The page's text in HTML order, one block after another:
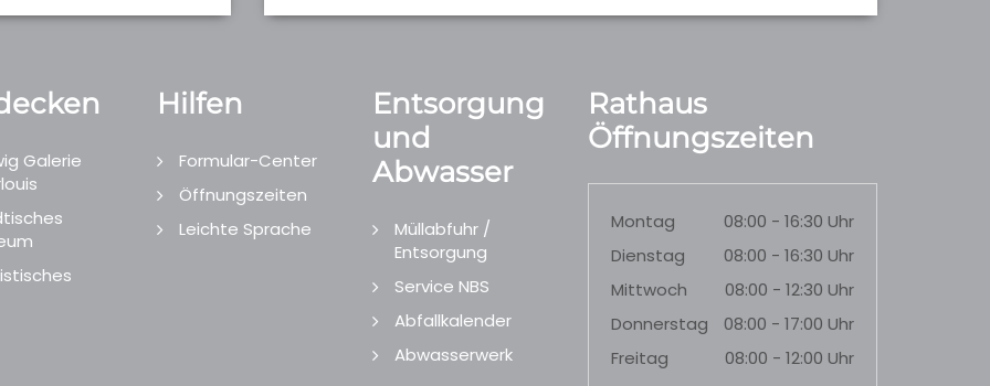
Galerie
Hilfen
Formular-Center
Öffnungszeiten
Leichte Sprache
Entsorgung
und
Abwasser
Müllabfuhr /
Entsorgung
Service NBS
Abfallkalender
Abwasserwerk
Rathaus
Öffnungszeiten
Montag
08:00 - 16:30 Uhr
Dienstag
08:00 - 16:30 Uhr
Mittwoch
08:00 - 12:30 Uhr
Donnerstag
08:00 - 17:00 Uhr
Freitag
08:00 - 12:00 Uhr